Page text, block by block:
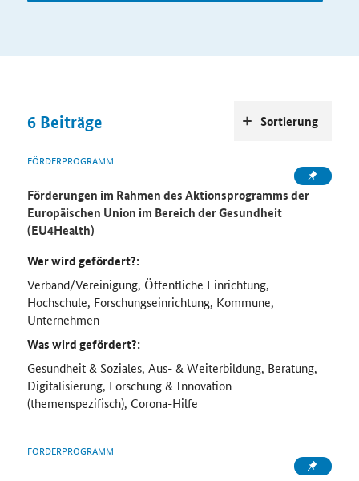
6 Beiträge
FÖRDERPROGRAMM
Förderungen im Rahmen des Aktionsprogramms der
Europäischen Union im Bereich der Gesundheit
(EU4Health)
Wer wird gefördert?:
Verband/Vereinigung, Öffentliche Einrichtung,
Hochschule, Forschungseinrichtung, Kommune,
Unternehmen
Was wird gefördert?:
Gesundheit & Soziales, Aus- & Weiterbildung, Beratung,
Digitalisierung, Forschung & Innovation
(themenspezifisch), Corona-Hilfe
FÖRDERPROGRAMM
Sortierung